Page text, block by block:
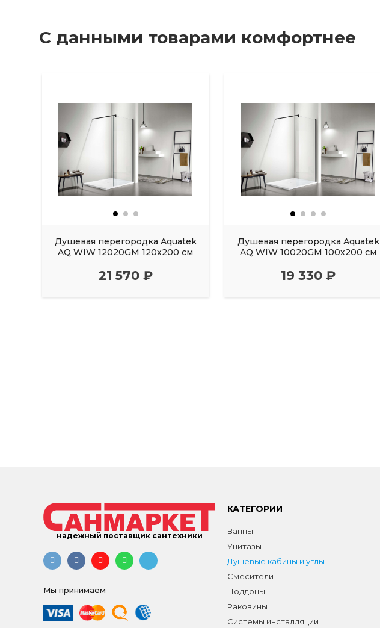
С данными товарами комфортнее
Душевая перегородка Aquatek
AQ WIW 12020GM 120х200 см
21 570 ₽
Душевая перегородка Aquatek
AQ WIW 10020GM 100х200 см
19 330 ₽
надежный поставщик сантехники
Мы принимаем
КАТЕГОРИИ
Ванны
Унитазы
Душевые кабины и углы
Смесители
Поддоны
Раковины
Системы инсталляции